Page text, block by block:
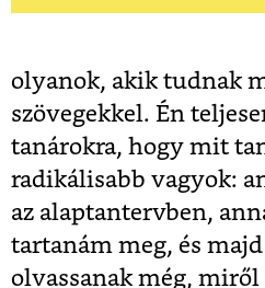
olyanok, akik tudnak
szövegekkel. Én
tanárokra, hogy mit
radikálisabb vagyok:
az alaptantervben,
tartanám meg, és
olvassanak még,